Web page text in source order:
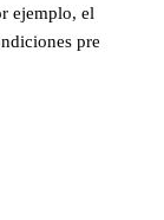
ejemplo, el
pre